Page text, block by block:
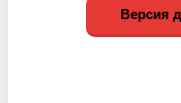
Версия